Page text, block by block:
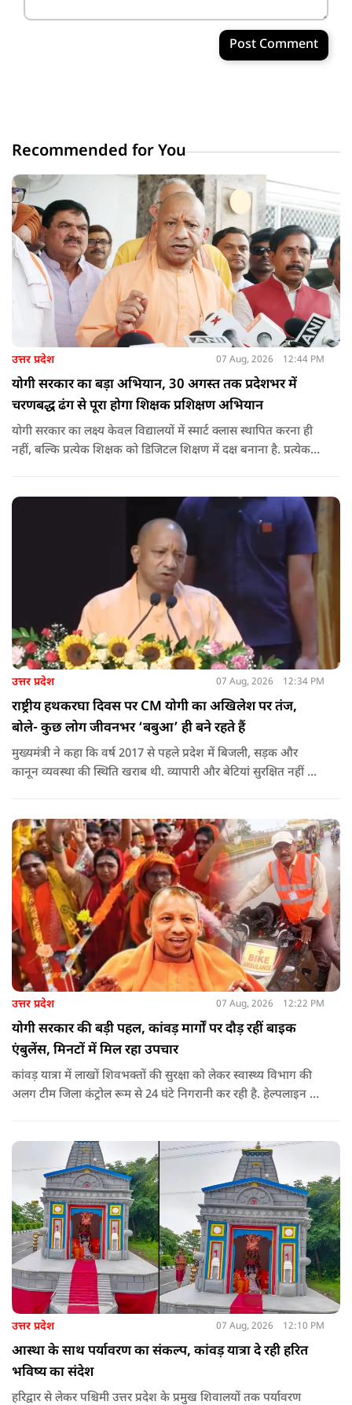
Post Comment
Recommended for You
उत्तर प्रदेश 07 Aug, 2026 12:44 PM
योगी सरकार का बड़ा अभियान, 30 अगस्त तक प्रदेशभर में
चरणबद्ध ढंग से पूरा होगा शिक्षक प्रशिक्षण अभियान
योगी सरकार का लक्ष्य केवल विद्यालयों में स्मार्ट क्लास स्थापित करना ही
नहीं, बल्कि प्रत्येक शिक्षक को डिजिटल शिक्षण में दक्ष बनाना है. प्रत्येक
उत्तर प्रदेश 07 Aug, 2026 12:34 PM
राष्ट्रीय हथकरघा दिवस पर CM योगी का अखिलेश पर तंज,
बोले- कुछ लोग जीवनभर ‘बबुआ’ ही बने रहते हैं
मुख्यमंत्री ने कहा कि वर्ष 2017 से पहले प्रदेश में बिजली, सड़क और
कानून व्यवस्था की स्थिति खराब थी. व्यापारी और बेटियां सुरक्षित नहीं थीं.
हस्तशिल्पियों को उठाना पड़ा.
उत्तर प्रदेश 07 Aug, 2026 12:22 PM
योगी सरकार की बड़ी पहल, कांवड़ मार्गों पर दौड़ रहीं बाइक
एंबुलेंस, मिनटों में मिल रहा उपचार
कांवड़ यात्रा में लाखों शिवभक्तों की सुरक्षा को लेकर स्वास्थ्य विभाग की
अलग टीम जिला कंट्रोल रूम से 24 घंटे निगरानी कर रही है. हेल्पलाइन पर
उत्तर प्रदेश 07 Aug, 2026 12:10 PM
आस्था के साथ पर्यावरण का संकल्प, कांवड़ यात्रा दे रही हरित
भविष्य का संदेश
हरिद्वार से लेकर पश्चिमी उत्तर प्रदेश के प्रमुख शिवालयों तक पर्यावरण